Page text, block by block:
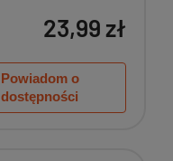
23,99 zł
Powiadom o
dostępności